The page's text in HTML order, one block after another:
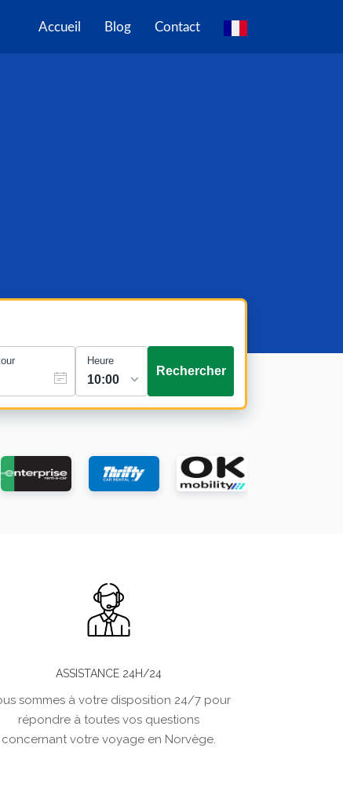
Accueil Blog Contact
Heure
Rechercher
ASSISTANCE 24H/24
sommes à votre disposition 24/7 pour
répondre à toutes vos questions
concernant votre voyage en Norvège.